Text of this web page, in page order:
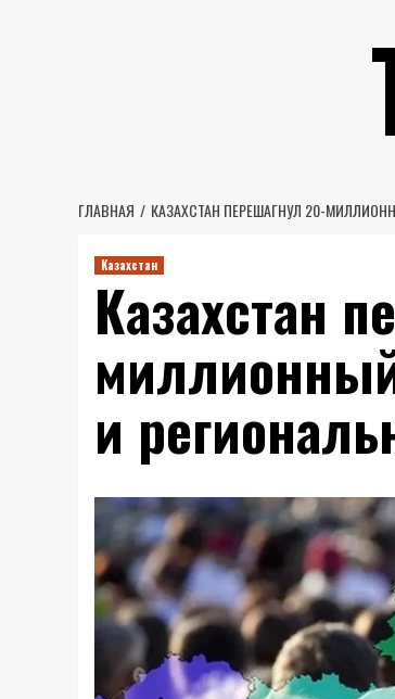
ГЛАВНАЯ КАЗАХСТАН ПЕРЕШАГНУЛ 20-
Казахстан
Казахстан
и